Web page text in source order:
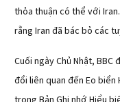
thỏa thuận có thể với
rằng Iran đã bác bỏ các
Cuối ngày Chủ Nhật,
đổi liên quan đến Eo biển